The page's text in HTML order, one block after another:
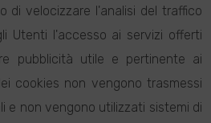
di velocizzare l'analisi del traffico
Utenti l'accesso ai servizi offerti
pubblicità utile e pertinente ai
cookies non vengono trasmessi
e non vengono utilizzati sistemi di